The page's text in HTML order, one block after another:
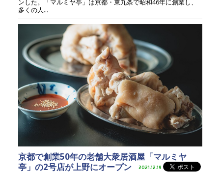
ンした。「マルミヤ亭」は京都・東九条で昭和46年に創業し、
多くの人...
京都で創業50年の老舗大衆居酒屋「マルミヤ
亭」の2号店が上野にオープン
2021.12.19